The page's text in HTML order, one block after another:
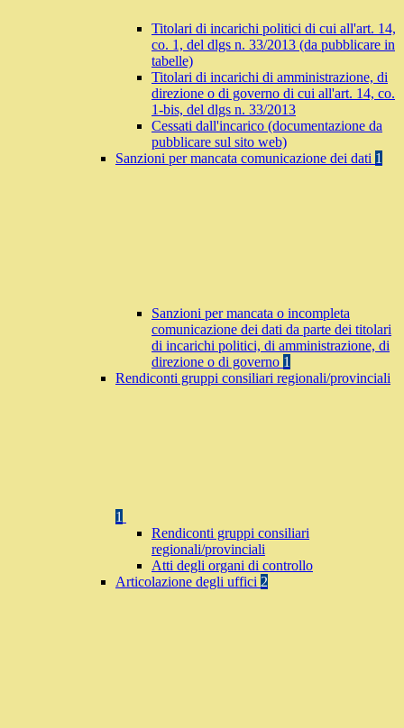
Titolari di incarichi politici di cui all'art. 14,
co. 1, del dlgs n. 33/2013 (da pubblicare in
tabelle)
Titolari di incarichi di amministrazione, di
direzione o di governo di cui all'art. 14, co.
1-bis, del dlgs n. 33/2013
Cessati dall'incarico (documentazione da
pubblicare sul sito web)
Sanzioni per mancata comunicazione dei dati 1
Sanzioni per mancata o incompleta
comunicazione dei dati da parte dei titolari
di incarichi politici, di amministrazione, di
direzione o di governo 1
Rendiconti gruppi consiliari regionali/provinciali
1
Rendiconti gruppi consiliari
regionali/provinciali
Atti degli organi di controllo
Articolazione degli uffici 2